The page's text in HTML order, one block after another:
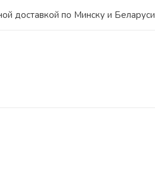
доставкой по Минску и Беларуси